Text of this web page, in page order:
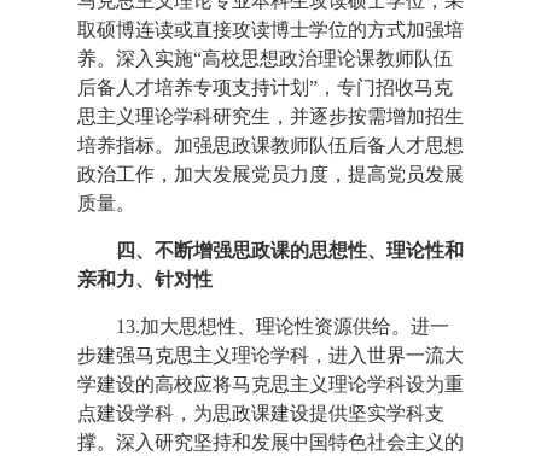
取硕博连读或直接攻读博士学位的方式加强培
养。深入实施“高校思想政治理论课教师队伍
后备人才培养专项支持计划”，专门招收马克
思主义理论学科研究生，并逐步按需增加招生
培养指标。加强思政课教师队伍后备人才思想
政治工作，加大发展党员力度，提高党员发展
质量。
四、不断增强思政课的思想性、理论性和
亲和力、针对性
13.加大思想性、理论性资源供给。进一
步建强马克思主义理论学科，进入世界一流大
学建设的高校应将马克思主义理论学科设为重
点建设学科，为思政课建设提供坚实学科支
撑。深入研究坚持和发展中国特色社会主义的